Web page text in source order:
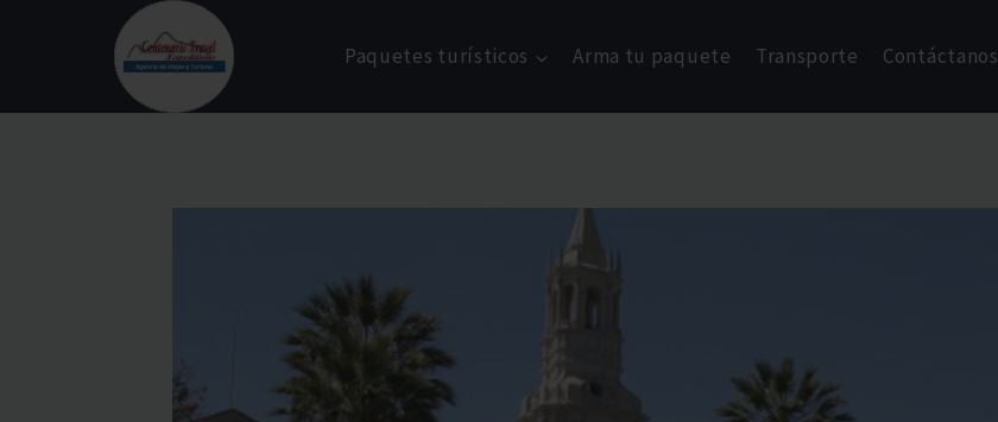
Paquetes turísticos Arma tu paquete Transporte Contáctanos